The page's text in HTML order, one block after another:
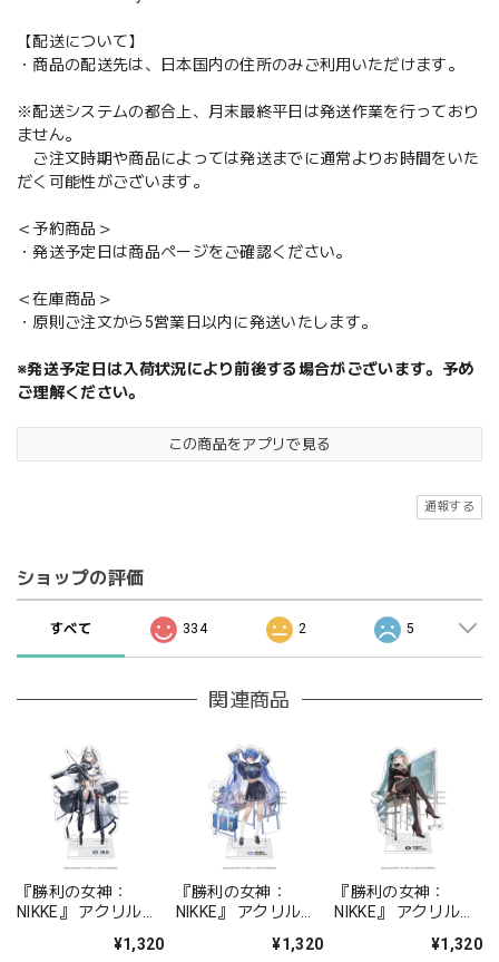
【配送について】
・商品の配送先は、日本国内の住所のみご利用いただけます。
※配送システムの都合上、月末最終平日は発送作業を行っており
ません。
ご注文時期や商品によっては発送までに通常よりお時間をいた
だく可能性がございます。
＜予約商品＞
・発送予定日は商品ページをご確認ください。
＜在庫商品＞
・原則ご注文から5営業日以内に発送いたします。
※発送予定日は入荷状況により前後する場合がございます。予め
ご理解ください。
この商品をアプリで見る
通報する
ショップの評価
すべて 334 2 5
関連商品
『勝利の女神：
NIKKE』 アクリルス
¥1,320
『勝利の女神：
NIKKE』 アクリルス
ォーチュンメイト
¥1,320
『勝利の女神：
NIKKE』 アクリルス
シャープレッスン
¥1,320